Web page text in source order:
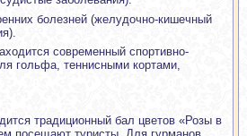
болезней (желудочно-кишечный
современный спортивно-
гольфа, теннисными кортами,
традиционный бал цветов «Розы в